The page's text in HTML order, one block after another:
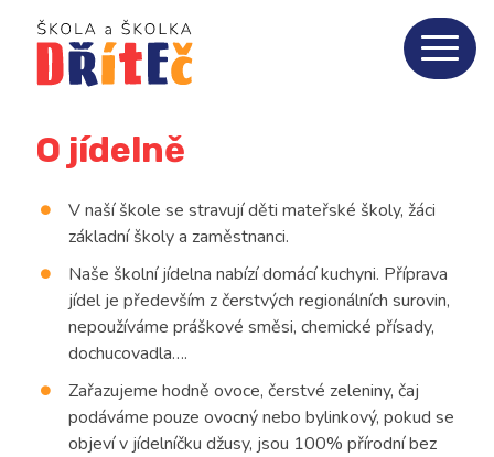
O jídelně
V naší škole se stravují děti mateřské školy, žáci
základní školy a zaměstnanci.
Naše školní jídelna nabízí domácí kuchyni. Příprava
jídel je především z čerstvých regionálních surovin,
nepoužíváme práškové směsi, chemické přísady,
dochucovadla….
Zařazujeme hodně ovoce, čerstvé zeleniny, čaj
podáváme pouze ovocný nebo bylinkový, pokud se
objeví v jídelníčku džusy, jsou 100% přírodní bez
Home
O nás
ZŠ
MŠ
Fotogalerie